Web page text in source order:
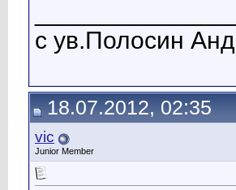
с ув.Полосин
18.07.2012, 02:35
vic
Junior Member